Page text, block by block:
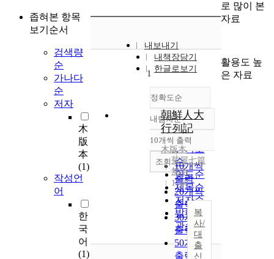
좁혀본 항목
보기순서
검색량
순
가나다
순
저자
木
版
本
(1)
작성언
어
한
국
어
(1)
내보내기
내책장담기
한글로보기
정확도순
정확도
순
인기도
순
연도순
제목순
저자순
발행기
관순
내림차순
내림차순
10개씩 출력
10개씩
출력
20개씩
출력
30개씩
출력
50개씩
출력
조회
1
朝鮮人大
行列記
木版本
菊屋七篇
無주
1748
복
사/
대
출
신
로 많이 본
자료
활용도 높
은 자료